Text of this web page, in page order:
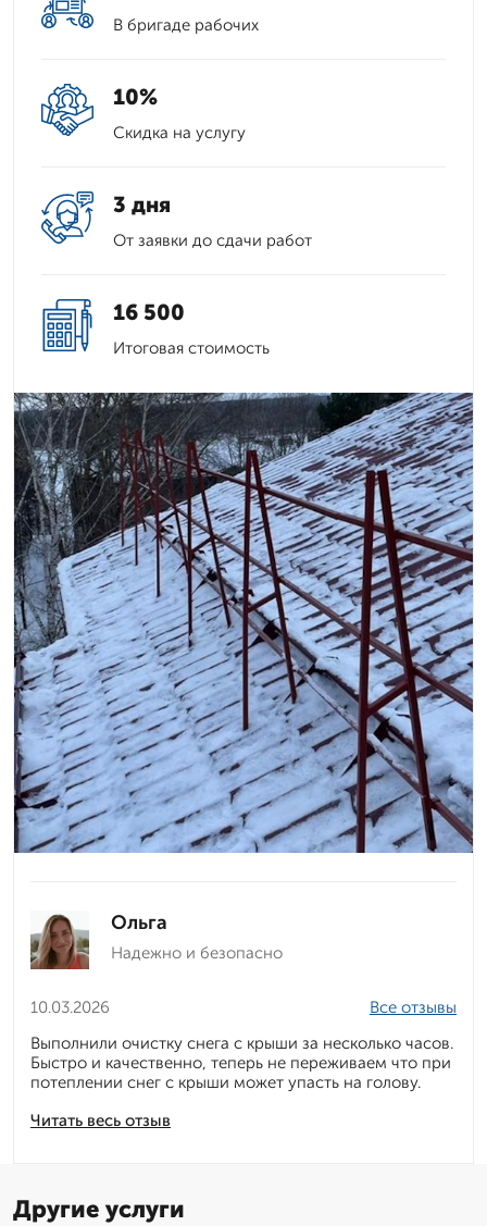
В бригаде рабочих
10%
Скидка на услугу
3 дня
От заявки до сдачи работ
16 500
Итоговая стоимость
Ольга
Надежно и безопасно
10.03.2026
Читать весь отзыв
Все отзывы
Выполнили очистку снега с крыши за несколько часов.
Быстро и качественно, теперь не переживаем что при
потеплении снег с крыши может упасть на голову.
Другие услуги